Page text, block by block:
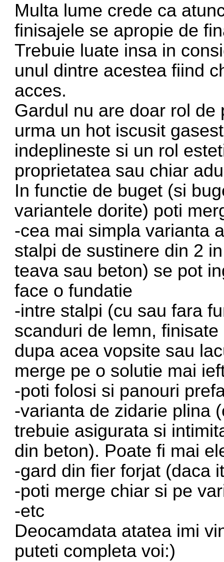
Multa lume crede ca
finisajele se apropie de
Trebuie luate insa in
unul dintre acestea fiind
acces.
Gardul nu are doar rol
urma un hot iscusit
indeplineste si un rol
proprietatea sau chiar
In functie de buget (si
variantele dorite) poti
-cea mai simpla varianta
stalpi de sustinere din 2
teava sau beton) se pot
face o fundatie
-intre stalpi (cu sau fara
scanduri de lemn,
dupa acea vopsite sau
merge pe o solutie mai
-poti folosi si panouri
-varianta de zidarie plina
trebuie asigurata si
din beton). Poate fi mai
-gard din fier forjat (daca
-poti merge chiar si pe
-etc
Deocamdata atatea imi
puteti completa voi:)